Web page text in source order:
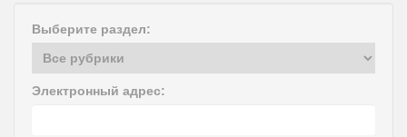
Выберите раздел:
Электронный адрес: